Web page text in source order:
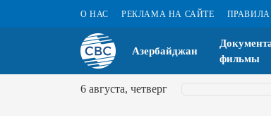
О НАС РЕКЛАМА НА САЙТЕ
Азербайджан
фильмы
6 августа, четверг